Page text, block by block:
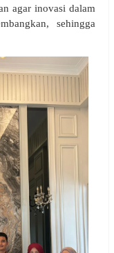
agar inovasi dalam
sehingga